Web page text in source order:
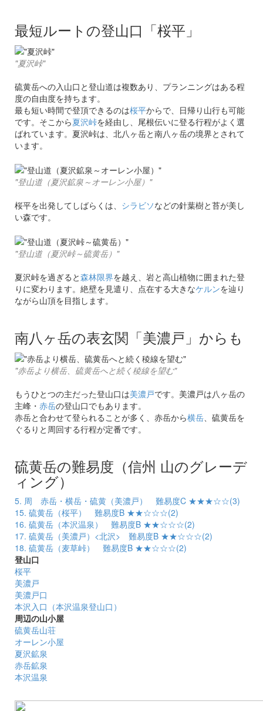
最短ルートの登山口「桜平」
"夏沢峠"
硫黄岳への入山口と登山道は複数あり、プランニングはある程
度の自由度を持ちます。
最も短い時間で登頂できるのは桜平からで、日帰り山行も可能
です。そこから夏沢峠を経由し、尾根伝いに登る行程がよく選
ばれています。夏沢峠は、北八ヶ岳と南八ヶ岳の境界とされて
います。
"登山道（夏沢鉱泉～オーレン小屋）"
桜平を出発してしばらくは、 シラビソなどの針葉樹と苔が美し
い森です。
"登山道（夏沢峠～硫黄岳）"
夏沢峠を過ぎると森林限界を越え、岩と高山植物に囲まれた登
りに変わります。絶壁を見遣り、点在する大きなケルンを辿り
ながら山頂を目指します。
南八ヶ岳の表玄関「美濃戸」からも
"赤岳より横岳、硫黄岳へと続く稜線を望む"
もうひとつの主だった登山口は美濃戸です。美濃戸は八ヶ岳の
主峰・ 赤岳の登山口でもあります。
赤岳と合わせて登られることが多く、赤岳から横岳 、硫黄岳を
ぐるりと周回する行程が定番です。
硫黄岳の難易度（信州 山のグレーデ
ィング）
5. 周 赤岳・横岳・硫黄（美濃戸） 難易度C ★★★☆☆(3)
15. 硫黄岳（桜平） 難易度B ★★☆☆☆(2)
16. 硫黄岳（本沢温泉） 難易度B ★★☆☆☆(2)
17. 硫黄岳（美濃戸）<北沢> 難易度B ★★☆☆☆(2)
18. 硫黄岳（麦草峠） 難易度B ★★☆☆☆(2)
登山口
桜平
美濃戸
美濃戸口
本沢入口（本沢温泉登山口）
周辺の山小屋
硫黄岳山荘
オーレン小屋
夏沢鉱泉
赤岳鉱泉
本沢温泉